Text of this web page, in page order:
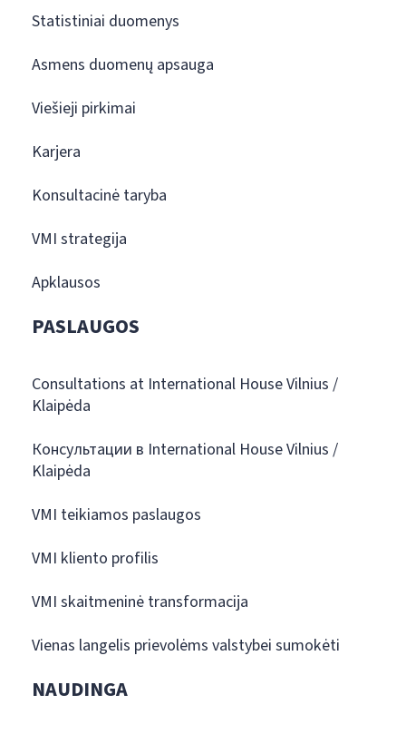
Statistiniai duomenys
Asmens duomenų apsauga
Viešieji pirkimai
Karjera
Konsultacinė taryba
VMI strategija
Apklausos
PASLAUGOS
Consultations at International House Vilnius /
Klaipėda
Консультации в International House Vilnius /
Klaipėda
VMI teikiamos paslaugos
VMI kliento profilis
VMI skaitmeninė transformacija
Vienas langelis prievolėms valstybei sumokėti
NAUDINGA